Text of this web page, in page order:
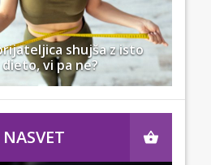
shujša z isto
dieto, vi pa ne?